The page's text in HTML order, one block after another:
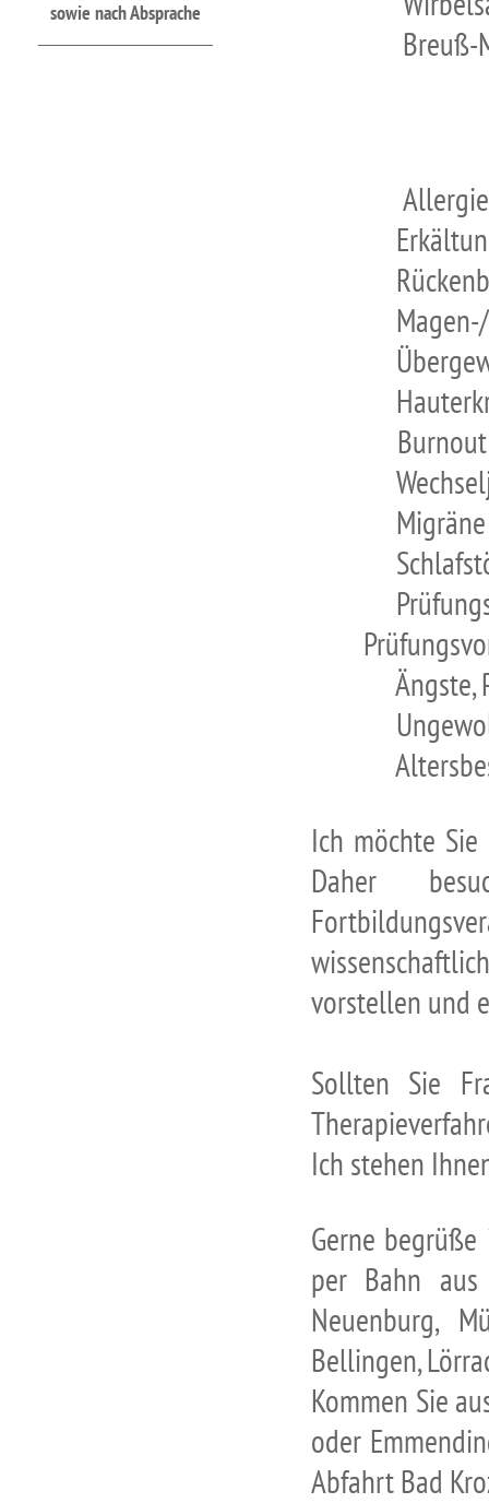
sowie nach Absprache
Breuß-
Magen-/
Burnout
Migräne
Ängste,
Ich möchte
Daher
vorstellen und
Sollten Sie
Ich stehen
Gerne
per Bahn aus
Neuenburg,
Bellingen,
Kommen Sie
oder
Abfahrt Bad